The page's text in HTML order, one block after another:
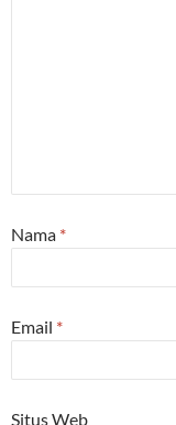
Nama *
Email *
Situs Web